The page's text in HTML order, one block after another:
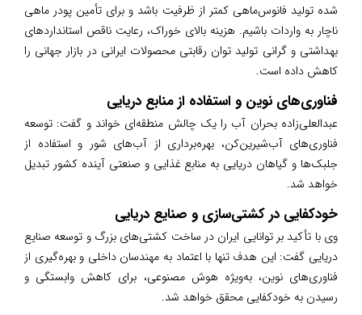
شده تولید فانوس‌ماهی کمتر از ظرفیت باشد و برای تأمین پودر ماهی
ناچار به واردات باشیم. هزینه بالای خوراک، رعایت ناقص استانداردهای
بهداشتی و گرانی تولید توان رقابتی محصولات ایرانی در بازار جهانی را
کاهش داده است.
فناوری‌های نوین و استفاده از منابع دریایی
عبدالعلی‌زاده بحران آب را یک چالش منطقه‌ای خواند و گفت: توسعه
فناوری‌های آب‌شیرین‌کن، بهره‌برداری از آب‌های شور و استفاده از
جلبک‌ها و گیاهان دریایی به منابع غذایی و صنعتی آینده کشور تبدیل
خواهد شد.
خودکفایی در کشتی‌سازی و صنایع دریایی
وی با تأکید بر توانایی ایران در ساخت کشتی‌های بزرگ و توسعه صنایع
دریایی گفت: این هدف تنها با اعتماد به مهندسان داخلی و بهره‌گیری از
فناوری‌های نوین، به‌ویژه هوش مصنوعی، برای کاهش وابستگی و
رسیدن به خودکفایی محقق خواهد شد.